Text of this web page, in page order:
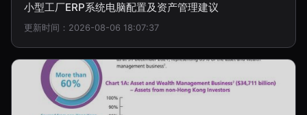
小型工厂ERP系统电脑配置及资产管理建议
更新时间：2026-08-06 18:07:37